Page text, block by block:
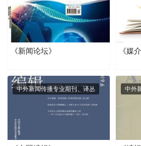
《新闻论坛》 《媒
中外新闻传播专业期刊、译丛 中外